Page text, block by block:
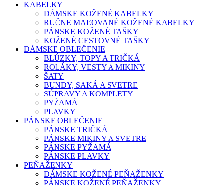
KABELKY
DÁMSKE KOŽENÉ KABELKY
RUČNE MAĽOVANÉ KOŽENÉ KABELKY
PÁNSKE KOŽENÉ TAŠKY
KOŽENÉ CESTOVNÉ TAŠKY
DÁMSKE OBLEČENIE
BLÚZKY, TOPY A TRIČKÁ
ROLÁKY, VESTY A MIKINY
ŠATY
BUNDY, SAKÁ A SVETRE
SÚPRAVY A KOMPLETY
PYŽAMÁ
PLAVKY
PÁNSKE OBLEČENIE
PÁNSKE TRIČKÁ
PÁNSKE MIKINY A SVETRE
PÁNSKE PYŽAMÁ
PÁNSKE PLAVKY
PEŇAŽENKY
DÁMSKE KOŽENÉ PEŇAŽENKY
PÁNSKE KOŽENÉ PEŇAŽENKY